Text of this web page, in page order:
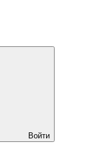
Войти